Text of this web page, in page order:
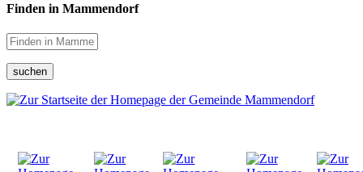
Finden in Mammendorf
suchen